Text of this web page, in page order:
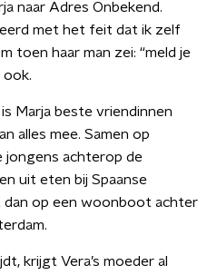
naar Adres Onbekend.
met het feit dat ik zelf
toen haar man zei: “meld je
ook.
Marja beste vriendinnen
alles mee. Samen op
jongens achterop de
uit eten bij Spaanse
op een woonboot achter
krijgt Vera’s moeder al